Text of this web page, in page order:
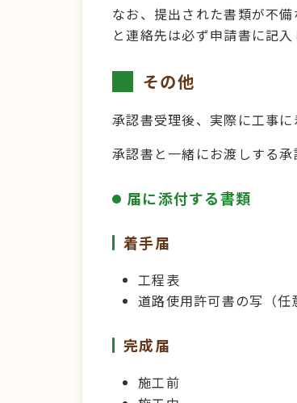
なお、提出された書類が不
と連絡先は必ず申請書に記入
その他
承認書受理後、実際に工事
承認書と一緒にお渡しする
届に添付する書類
着手届
工程表
道路使用許可書の写（任
完成届
施工前